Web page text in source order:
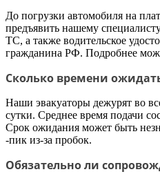
До погрузки автомобиля на
предъявить нашему
ТС, а также водительское
гражданина РФ. Подробнее
Сколько времени
Наши эвакуаторы дежурят во
сутки. Среднее время подачи
Срок ожидания может быть
-пик из-за пробок.
Обязательно ли